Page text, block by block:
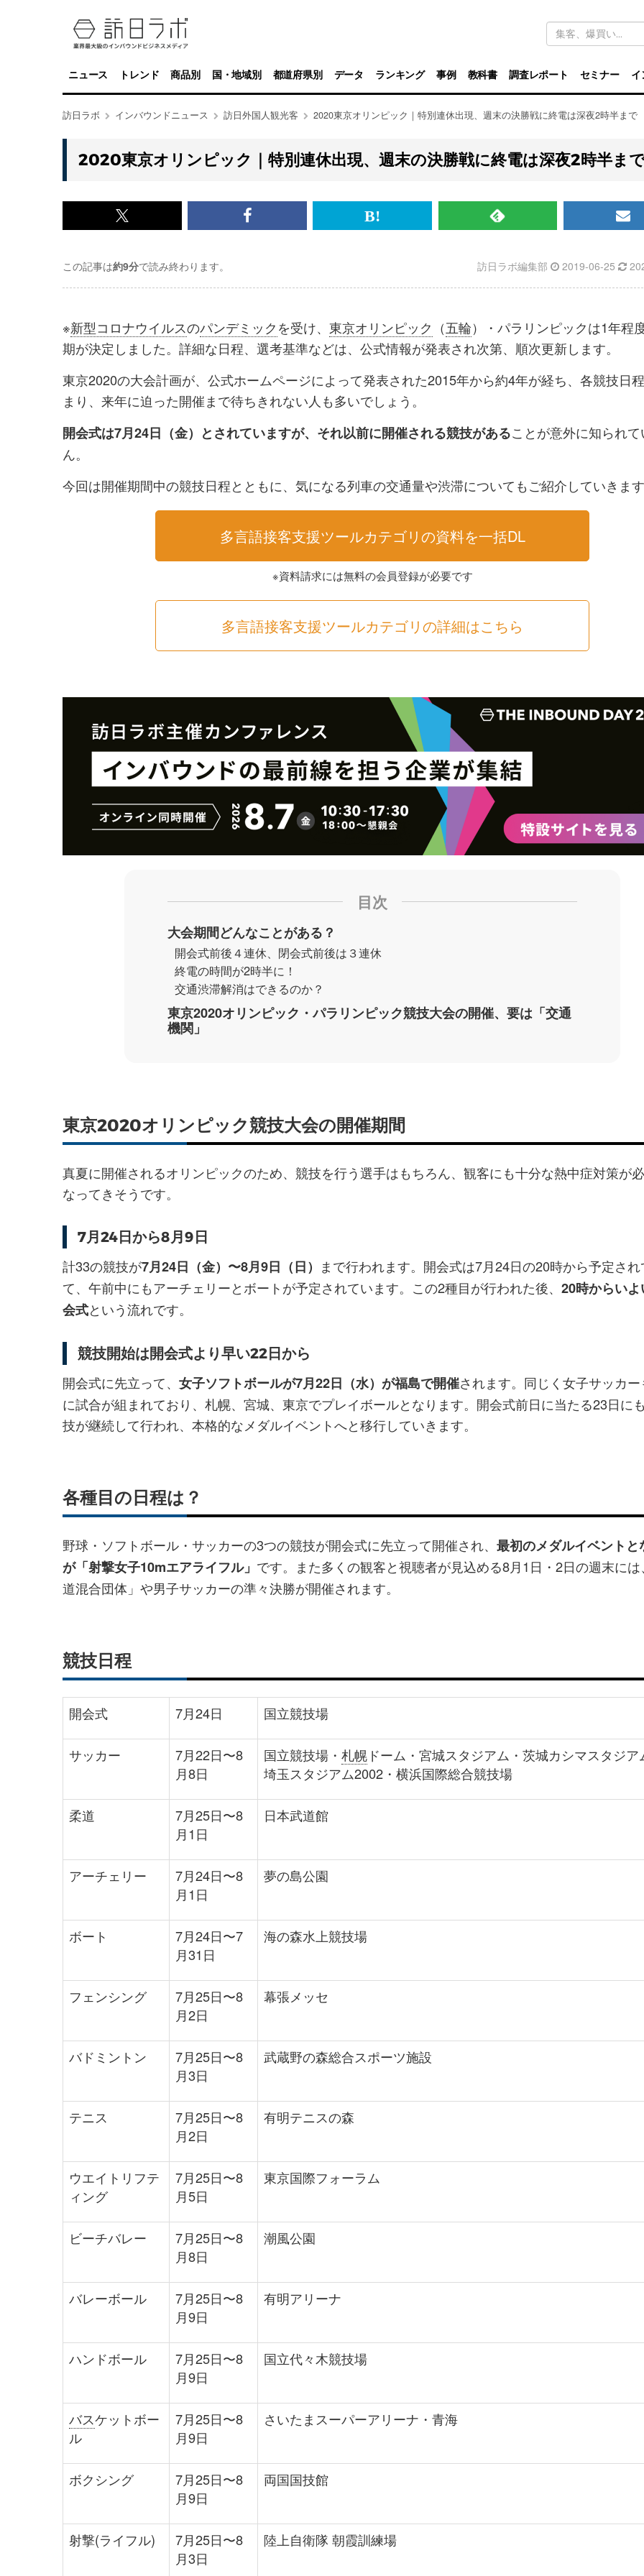
キ
ワ
ド
検
索
ニュース トレンド 商品別 国・地域別 都道府県別 データ ランキング 事例 教科書 調査レポート セミナー イ
訪日ラボ インバウンドニュース 訪日外国人観光客 2020東京オリンピック｜特別連休出現、週末の決勝戦に終電は深夜2時半まで
2020東京オリンピック｜特別連休出現、週末の決勝戦に終電は深夜2時半ま
x<br>
記
事
シ
ェ
ア
す
る
Facebook<br>
事
シ
ェ
ア
す
る
は
ブ
ク
マ
ー
ク
に
RSS
記
事
購
読
す
メ
マ
ガ
録
る
訪日ラボ編集部 2019-06-25
この記事は約9分で読み終わります。
※新型コロナウイルスのパンデミックを受け、 東京オリンピック （五輪）・パラリンピックは1年程
期が決定しました。詳細な日程、選考基準などは、公式情報が発表され次第、順次更新します。
東京2020の大会計画が、公式ホームページによって発表された2015年から約4年が経ち、各競技日
まり、来年に迫った開催まで待ちきれない人も多いでしょう。
開会式は7月24日（金）とされていますが、それ以前に開催される競技があることが意外に知られ
ん。
今回は開催期間中の競技日程とともに、気になる列車の交通量や渋滞についてもご紹介していきま
多言語接客支援ツールカテゴリの資料を一括DL
※資料請求には無料の会員登録が必要です
多言語接客支援ツールカテゴリの詳細はこちら
目次
大会期間どんなことがある？
開会式前後４連休、閉会式前後は３連休
終電の時間が2時半に！
交通渋滞解消はできるのか？
東京2020オリンピック・パラリンピック競技大会の開催、要は「交通
機関」
東京2020オリンピック競技大会の開催期間
真夏に開催されるオリンピックのため、競技を行う選手はもちろん、観客にも十分な熱中症対策が
なってきそうです。
7月24日から8月9日
計33の競技が7月24日（金）〜8月9日（日） まで行われます。開会式は7月24日の20時から予定さ
て、午前中にもアーチェリーとボートが予定されています。この2種目が行われた後、 20時からい
会式という流れです。
競技開始は開会式より早い22日から
開会式に先立って、 女子ソフトボールが7月22日（水）が福島で開催されます。同じく女子サッカ
に試合が組まれており、札幌、宮城、東京でプレイボールとなります。開会式前日に当たる23日に
技が継続して行われ、本格的なメダルイベントへと移行していきます。
各種目の日程は？
野球・ソフトボール・サッカーの3つの競技が開会式に先立って開催され、 最初のメダルイベントと
が「射撃女子10mエアライフル」 です。また多くの観客と視聴者が見込める8月1日・2日の週末に
道混合団体」や男子サッカーの準々決勝が開催されます。
競技日程
開会式 7月24日 国立競技場
サッカー
7月22日〜8
月8日
国立競技場・ 札幌 ドーム・宮城スタジアム・茨城カシマスタジア
埼玉スタジアム2002・横浜国際総合競技場
柔道
7月25日〜8
月1日
日本武道館
アーチェリー
7月24日〜8
月1日
夢の島公園
ボート
7月24日〜7
月31日
海の森水上競技場
フェンシング
7月25日〜8
月2日
幕張メッセ
バドミントン
7月25日〜8
月3日
武蔵野の森総合スポーツ施設
テニス
7月25日〜8
月2日
有明テニスの森
ウエイトリフテ
ィング
7月25日〜8
月5日
東京国際フォーラム
ビーチバレー
7月25日〜8
月8日
潮風公園
バレーボール
7月25日〜8
月9日
有明アリーナ
ハンドボール
7月25日〜8
月9日
国立代々木競技場
バスケットボー
ル
7月25日〜8
月9日
さいたまスーパーアリーナ・青海
ボクシング
7月25日〜8
月9日
両国国技館
射撃(ライフル)
7月25日〜8
月3日
陸上自衛隊 朝霞訓練場